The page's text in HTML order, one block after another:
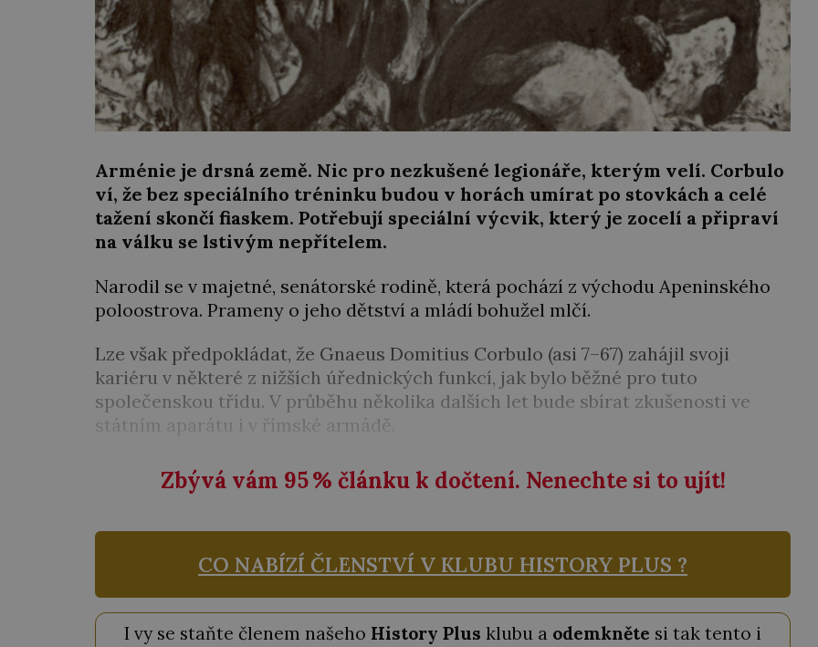
Arménie je drsná země. Nic pro nezkušené legionáře, kterým velí. Corbulo
ví, že bez speciálního tréninku budou v horách umírat po stovkách a celé
tažení skončí fiaskem. Potřebují speciální výcvik, který je zocelí a připraví
na válku se lstivým nepřítelem.
Narodil se v majetné, senátorské rodině, která pochází z východu Apeninského
poloostrova. Prameny o jeho dětství a mládí bohužel mlčí.
Lze však předpokládat, že Gnaeus Domitius Corbulo (asi 7–67) zahájil svoji
kariéru v některé z nižších úřednických funkcí, jak bylo běžné pro tuto
společenskou třídu. V průběhu několika dalších let bude sbírat zkušenosti ve
státním aparátu i v římské armádě.
Zbývá vám 95% článku k dočtení. Nenechte si to ujít!
CO NABÍZÍ ČLENSTVÍ V KLUBU HISTORY PLUS ?
I vy se staňte členem našeho History Plus klubu a odemkněte si tak tento i